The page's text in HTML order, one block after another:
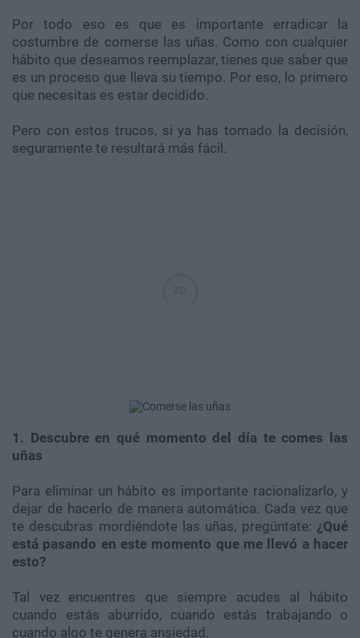
Por todo eso es que es importante erradicar la
costumbre de comerse las uñas. Como con cualquier
hábito que deseamos reemplazar, tienes que saber que
es un proceso que lleva su tiempo. Por eso, lo primero
que necesitas es estar decidido.
Pero con estos trucos, si ya has tomado la decisión,
seguramente te resultará más fácil.
1. Descubre en qué momento del día te comes las
uñas
Para eliminar un hábito es importante racionalizarlo, y
dejar de hacerlo de manera automática. Cada vez que
te descubras mordiéndote las uñas, pregúntate: ¿Qué
está pasando en este momento que me llevó a hacer
esto?
Tal vez encuentres que siempre acudes al hábito
cuando estás aburrido, cuando estás trabajando o
cuando algo te genera ansiedad.